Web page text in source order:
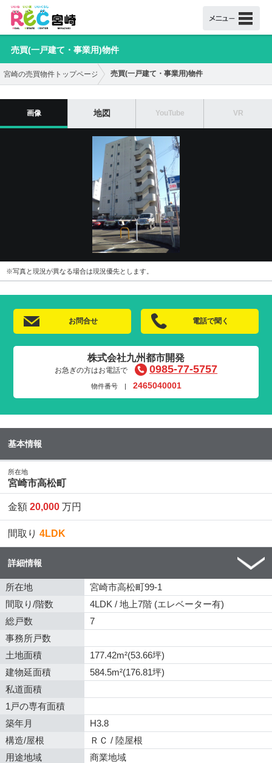
売買(一戸建て・事業用)物件
宮崎の売買物件トップページ 売買(一戸建て・事業用)物件
画像 地図 YouTube VR
※写真と現況が異なる場合は現況優先とします。
お問合せ 電話で聞く
株式会社九州都市開発
お急ぎの方はお電話で 0985-77-5757
物件番号 | 2465040001
基本情報
所在地
宮崎市高松町
金額20,000 万円
間取り4LDK
詳細情報
所在地
宮崎市高松町99-1
間取り/階数
4LDK / 地上7階 (エレベーター有)
総戸数
7
事務所戸数
土地面積
177.42m²(53.66坪)
建物延面積
584.5m²(176.81坪)
私道面積
1戸の専有面積
築年月
H3.8
構造/屋根
ＲＣ / 陸屋根
用途地域
商業地域